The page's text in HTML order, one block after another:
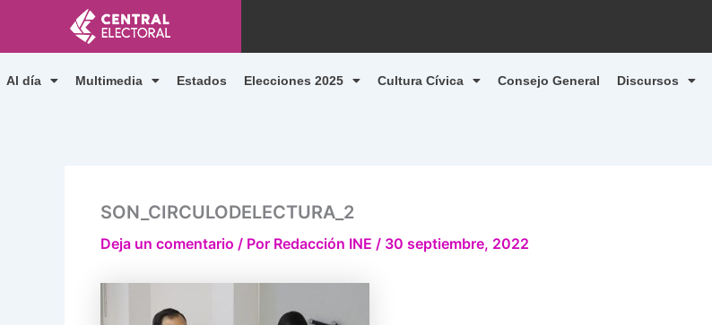
contenido
Al día Multimedia Estados Elecciones 2025 Cultura Cívica Consejo General Discursos
SON_CIRCULODELECTURA_2
Deja un comentario / Por Redacción INE / 30 septiembre, 2022